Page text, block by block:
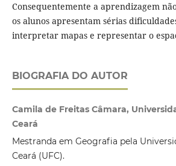
Consequentemente a aprendizagem
os alunos apresentam sérias
interpretar mapas e representar o
BIOGRAFIA DO AUTOR
Camila de Freitas Câmara,
Ceará
Mestranda em Geografia pela
Ceará (UFC).